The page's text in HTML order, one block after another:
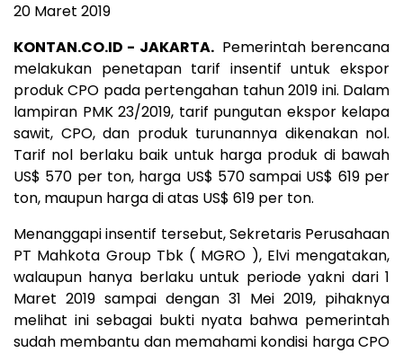
20 Maret 2019
KONTAN.CO.ID - JAKARTA. Pemerintah berencana
melakukan penetapan tarif insentif untuk ekspor
produk CPO pada pertengahan tahun 2019 ini. Dalam
lampiran PMK 23/2019, tarif pungutan ekspor kelapa
sawit, CPO, dan produk turunannya dikenakan nol.
Tarif nol berlaku baik untuk harga produk di bawah
US$ 570 per ton, harga US$ 570 sampai US$ 619 per
ton, maupun harga di atas US$ 619 per ton.
Menanggapi insentif tersebut, Sekretaris Perusahaan
PT Mahkota Group Tbk ( MGRO ), Elvi mengatakan,
walaupun hanya berlaku untuk periode yakni dari 1
Maret 2019 sampai dengan 31 Mei 2019, pihaknya
melihat ini sebagai bukti nyata bahwa pemerintah
sudah membantu dan memahami kondisi harga CPO